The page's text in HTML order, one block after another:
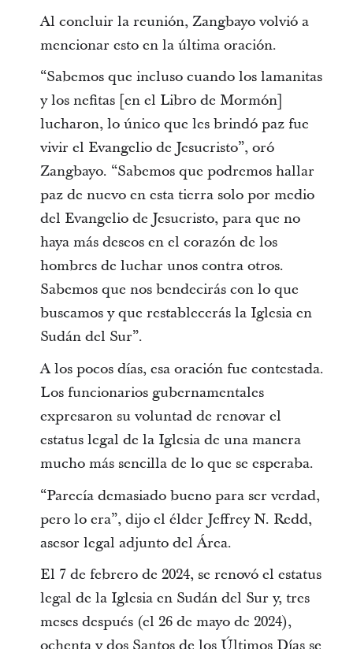
Al concluir la reunión, Zangbayo volvió a
mencionar esto en la última oración.
“Sabemos que incluso cuando los lamanitas
y los nefitas [en el Libro de Mormón]
lucharon, lo único que les brindó paz fue
vivir el Evangelio de Jesucristo”, oró
Zangbayo. “Sabemos que podremos hallar
paz de nuevo en esta tierra solo por medio
del Evangelio de Jesucristo, para que no
haya más deseos en el corazón de los
hombres de luchar unos contra otros.
Sabemos que nos bendecirás con lo que
buscamos y que restablecerás la Iglesia en
Sudán del Sur”.
A los pocos días, esa oración fue contestada.
Los funcionarios gubernamentales
expresaron su voluntad de renovar el
estatus legal de la Iglesia de una manera
mucho más sencilla de lo que se esperaba.
“Parecía demasiado bueno para ser verdad,
pero lo era”, dijo el élder Jeffrey N. Redd,
asesor legal adjunto del Área.
El 7 de febrero de 2024, se renovó el estatus
legal de la Iglesia en Sudán del Sur y, tres
meses después (el 26 de mayo de 2024),